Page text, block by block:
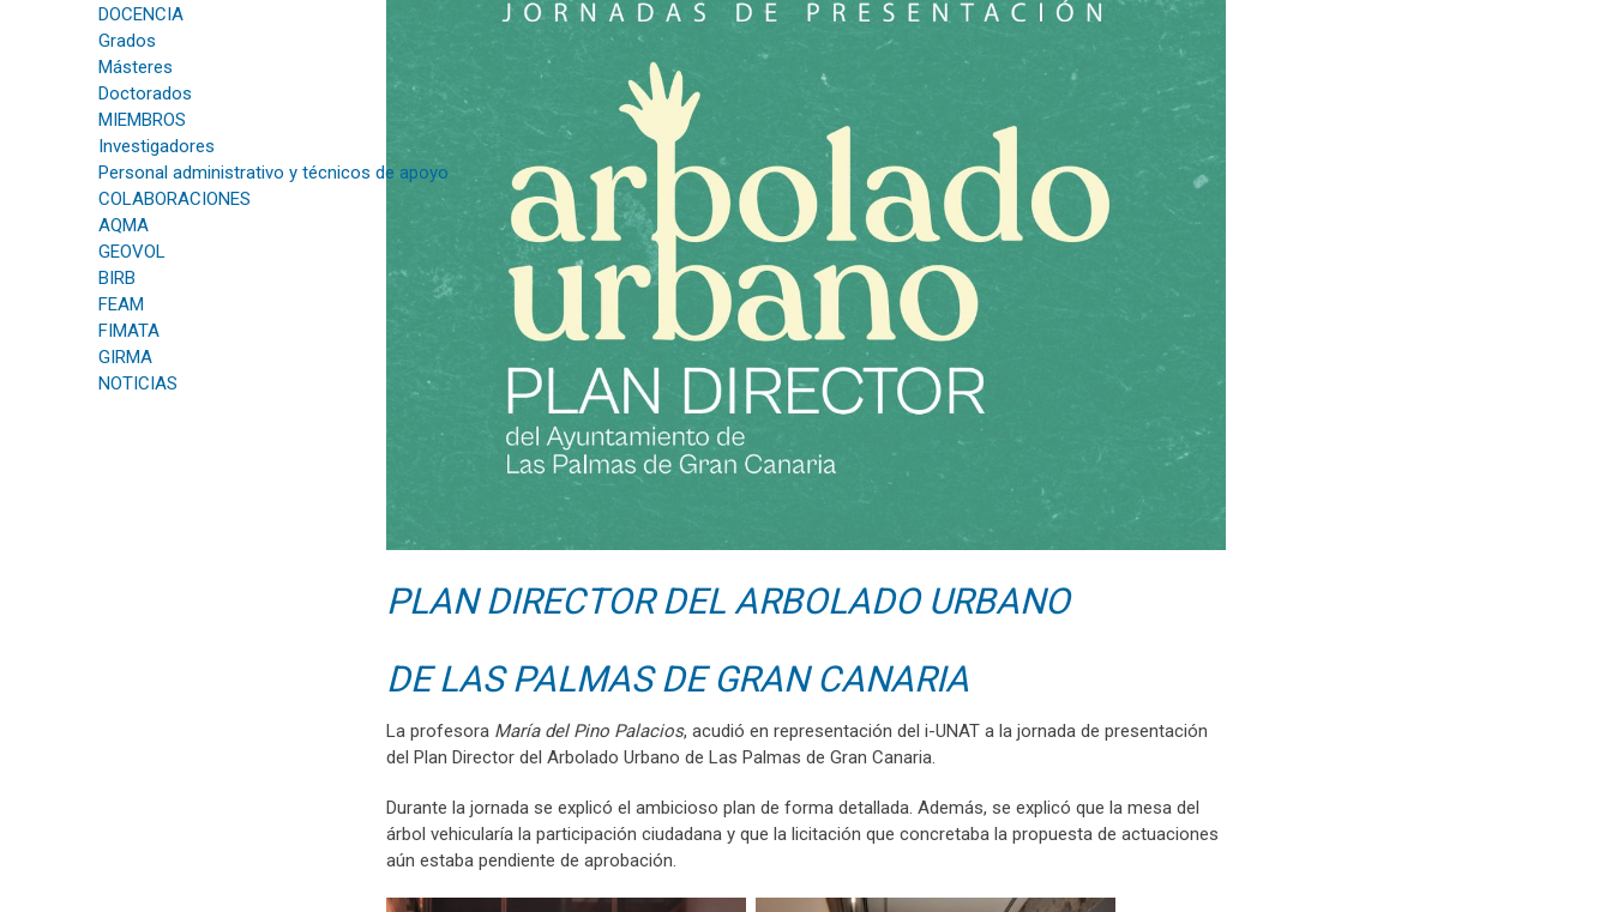
DOCENCIA
Grados
Másteres
Doctorados
MIEMBROS
Investigadores
Personal administrativo y técnicos de apoyo
COLABORACIONES
AQMA
GEOVOL
BIRB
FEAM
FIMATA
GIRMA
NOTICIAS
PLAN DIRECTOR DEL ARBOLADO URBANO
DE LAS PALMAS DE GRAN CANARIA
La profesora María del Pino Palacios, acudió en representación del i-UNAT a la jornada de presentación
del Plan Director del Arbolado Urbano de Las Palmas de Gran Canaria.
Durante la jornada se explicó el ambicioso plan de forma detallada. Además, se explicó que la mesa del
árbol vehicularía la participación ciudadana y que la licitación que concretaba la propuesta de actuaciones
aún estaba pendiente de aprobación.